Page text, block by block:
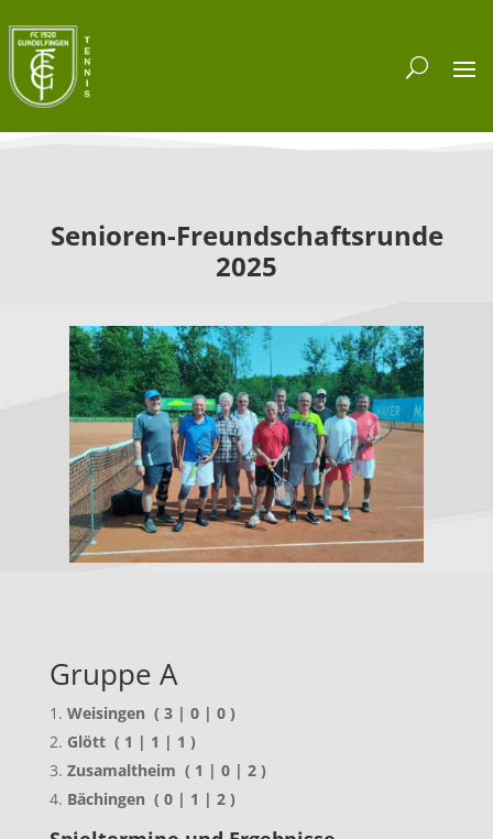
Senioren-Freundschaftsrunde
2025
Gruppe A
Weisingen ( 3 | 0 | 0 )
Glött ( 1 | 1 | 1 )
Zusamaltheim ( 1 | 0 | 2 )
Bächingen ( 0 | 1 | 2 )